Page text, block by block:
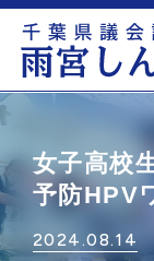
女子高校
予防HPV
2024.08.14